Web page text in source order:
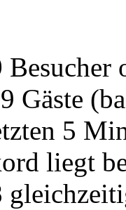
Besucher
Gäste
5
liegt